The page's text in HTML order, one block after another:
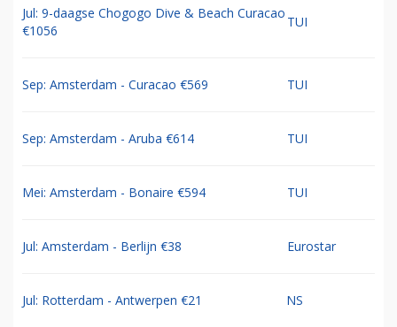
Jul: 9-daagse Chogogo Dive & Beach Curacao
€1056
TUI
Sep: Amsterdam - Curacao €569 TUI
Sep: Amsterdam - Aruba €614 TUI
Mei: Amsterdam - Bonaire €594 TUI
Jul: Amsterdam - Berlijn €38 Eurostar
Jul: Rotterdam - Antwerpen €21 NS